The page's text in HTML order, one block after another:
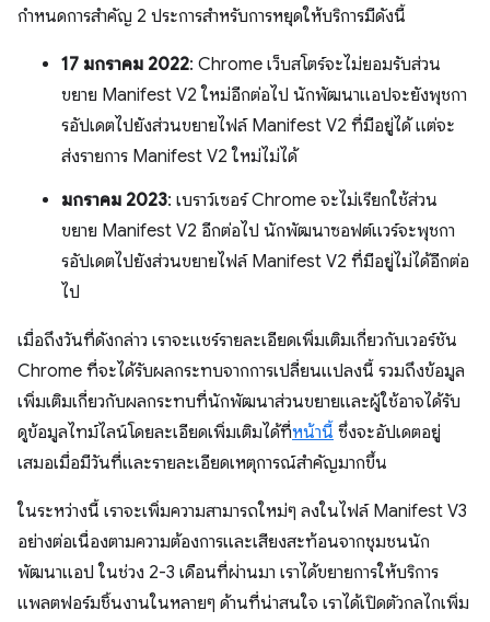
กำหนดการสำคัญ 2 ประการสำหรับการหยุดให้บริการมีดังนี้
17 มกราคม 2022: Chrome เว็บสโตร์จะไม่ยอมรับส่วน
ขยาย Manifest V2 ใหม่อีกต่อไป นักพัฒนาแอปจะยังพุชกา
รอัปเดตไปยังส่วนขยายไฟล์ Manifest V2 ที่มีอยู่ได้ แต่จะ
ส่งรายการ Manifest V2 ใหม่ไม่ได้
มกราคม 2023: เบราว์เซอร์ Chrome จะไม่เรียกใช้ส่วน
ขยาย Manifest V2 อีกต่อไป นักพัฒนาซอฟต์แวร์จะพุชกา
รอัปเดตไปยังส่วนขยายไฟล์ Manifest V2 ที่มีอยู่ไม่ได้อีกต่อ
ไป
เมื่อถึงวันที่ดังกล่าว เราจะแชร์รายละเอียดเพิ่มเติมเกี่ยวกับเวอร์ชัน
Chrome ที่จะได้รับผลกระทบจากการเปลี่ยนแปลงนี้ รวมถึงข้อมูล
เพิ่มเติมเกี่ยวกับผลกระทบที่นักพัฒนาส่วนขยายและผู้ใช้อาจได้รับ
ดูข้อมูลไทม์ไลน์โดยละเอียดเพิ่มเติมได้ที่หน้านี้ ซึ่งจะอัปเดตอยู่
เสมอเมื่อมีวันที่และรายละเอียดเหตุการณ์สำคัญมากขึ้น
ในระหว่างนี้ เราจะเพิ่มความสามารถใหม่ๆ ลงในไฟล์ Manifest V3
อย่างต่อเนื่องตามความต้องการและเสียงสะท้อนจากชุมชนนัก
พัฒนาแอป ในช่วง 2-3 เดือนที่ผ่านมา เราได้ขยายการให้บริการ
แพลตฟอร์มชิ้นงานในหลายๆ ด้านที่น่าสนใจ เราได้เปิดตัวกลไกเพิ่ม